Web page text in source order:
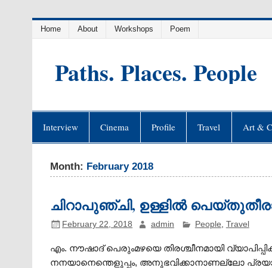
Home About Workshops Poem
Paths. Places. People
Interview Cinema Profile Travel Art &
Month: February 2018
ചിറാപുഞ്ചി, ഉള്ളില്‍
February 22, 2018 admin People Travel
എം. നൗഷാദ് പെരുംമഴയെ തിരശ്ചീനമായി
നനയാനെന്തെളുപ്പം, അനുഭവിക്കാനാണല്ലോ